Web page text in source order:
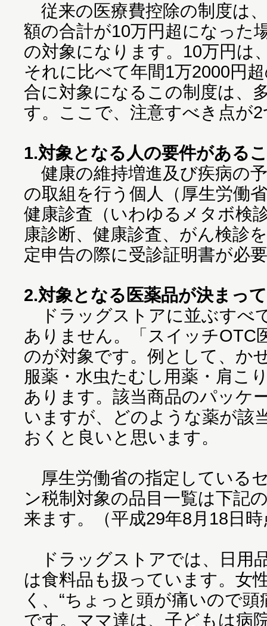
従来の医療費控除の制度は
額の合計が10万円超になった
の対象になります。10万円は
それに比べて年間1万2000円
合に対象になるこの制度は、
す。ここで、注意すべき点が
1.対象となる人の要件がある
健康の維持増進及び疾病の
の取組を行う個人（厚生労働
健康診査（いわゆるメタボ検
康診断、健康診査、がん検診
定申告の際に受診証明書が必
2.対象となる医薬品が決まっ
ドラッグストアに並ぶすべ
ありません。「スイッチOTC
のが対象です。例として、か
服薬・水虫たむし用薬・肩こ
あります。該当商品のパッケ
いますが、どのような薬が該
おくと良いと思います。
厚生労働省の指定している
ン税制対象の品目一覧は下記
来ます。（平成29年8月18日
ドラッグストアでは、日用
は食料品も扱っています。女
く、“ちょっと頭が痛いので
です。ママ達は、子どもは病